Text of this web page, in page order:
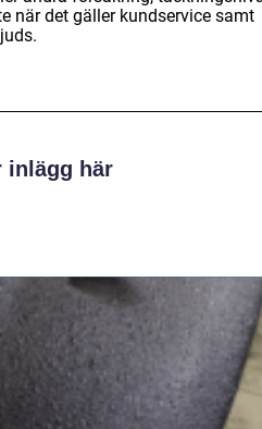
när det gäller kundservice samt
inlägg här